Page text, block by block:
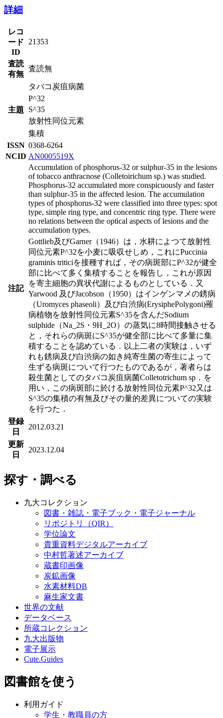
詳細
レコ
ード
ID
21353
査読
有無
査読無
主題
タバコ炭疽病菌
P^32
S^35
放射性同位元素
集積
ISSN 0368-6264
NCID AN0005519X
注記
Accumulation of phosphorus-32 or sulphur-35 in the lesions
of tobacco anthracnose (Colletoirichum sp.) was studied.
Phosphorus-32 accumulated more conspicuously and faster
than sulphur-35 in the affected lesion. The accumulation
types of phosphorus-32 were classified into three types: spot
type, simple ring type, and concentric ring type. There were
no relations between the optical aspects of lesions and the
accumulation types.
Gottlieb及びGarner（1946）は，水耕によつて放射性
同位元素P^32を小麦に吸収せしめ，これにPuccinia
graminis triticiを接種すれば，その病斑部にP^32が健全
部に比べて多く集積することを報告し，これが原因
を寄主細胞の異状代謝によるものとしている．又
Yarwood 及びJacobson（1950）はインゲンマメの銹病
（Uromyces phaseoli）及び白渋病(ErysiphePolygoni)罹
病植物を放射性同位元素S^35を含んだSodium
sulphide（Na_2S・9H_2O）の蒸気に8時間接触させる
と，それらの病斑にS^35が健全部に比べて多量に集
積することを認めている．以上二者の実験は，いず
れも銹病及び白渋病の如き純寄生菌の寄生によって
生ずる病斑について行つたものであるが，著者らは
殺生菌としてのタバコ炭疽病菌Colletotrichum sp．を
用い，この病斑部に於ける放射性同位元素P^32又は
S^35の集積の有無及びその量的差異についての実験
を行つた．
登録
日
2012.03.21
更新
日
2023.12.04
探す・調べる
九大コレクション
図書・雑誌・電子ブック・電子ジャーナル
リポジトリ（QIR）
学位論文
貴重資料デジタルアーカイブ
中村哲著述アーカイブ
蔵書印画像
炭鉱画像
水素材料DB
麻生家文書
世界の文献
データベース
所蔵コレクション
九大出版物
電子展示
Cute.Guides
図書館を使う
利用ガイド
学生・教職員の方